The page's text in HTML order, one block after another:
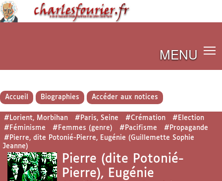
MENU
Accueil Biographies Accéder aux notices
#Lorient, Morbihan #Paris, Seine #Crémation
#Election
#Féminisme
#Femmes (genre) #Pacifisme
#Propagande
#Pierre, dite Potonié-Pierre, Eugénie (Guillemette Sophie
Jeanne)
Pierre (dite Potonié-
Pierre), Eugénie